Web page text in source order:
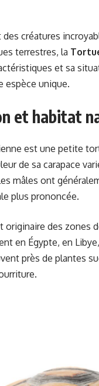
créatures
terrestres, la
et sa
espèce unique.
et habitat
est une petite
de sa carapace
mâles ont
plus prononcée.
originaire des zones
en Égypte, en
près de plantes